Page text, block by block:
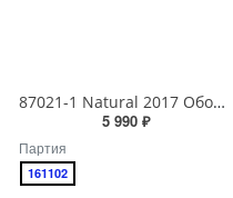
5 990 ₽
Партия
161102